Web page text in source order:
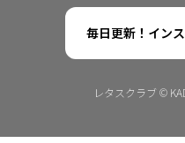
毎日更新！イン
レタスクラブ ©